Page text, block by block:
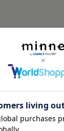
会社概要 採用情報